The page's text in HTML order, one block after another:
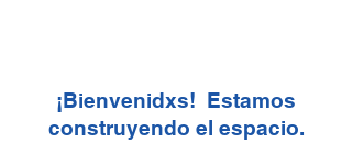
¡Bienvenidxs! Estamos
construyendo el espacio.